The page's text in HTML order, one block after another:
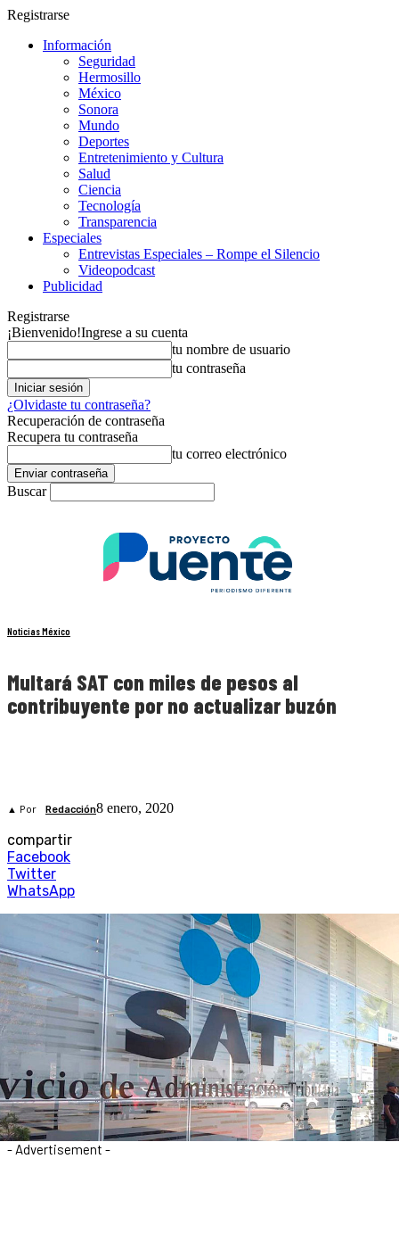
Registrarse
Información
Seguridad
Hermosillo
México
Sonora
Mundo
Deportes
Entretenimiento y Cultura
Salud
Ciencia
Tecnología
Transparencia
Especiales
Entrevistas Especiales – Rompe el Silencio
Videopodcast
Publicidad
Registrarse
¡Bienvenido!Ingrese a su cuenta
tu nombre de usuario
tu contraseña
¿Olvidaste tu contraseña?
Recuperación de contraseña
Recupera tu contraseña
tu correo electrónico
Buscar
Noticias México
Multará SAT con miles de pesos al
contribuyente por no actualizar buzón
▲ Por Redacción8 enero, 2020
compartir
Facebook
Twitter
WhatsApp
- Advertisement -